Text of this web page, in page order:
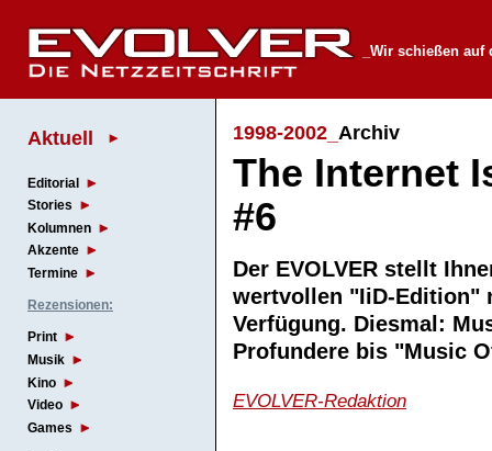
_Wir schießen
Aktuell
Editorial
Stories
Kolumnen
Akzente
Termine
Rezensionen:
Print
Musik
Kino
Video
Games
1998-2002_ Archiv
The Internet
#6
Der EVOLVER stellt
wertvollen "IiD-Edition"
Verfügung. Diesmal:
Profundere bis "Music
EVOLVER-Redaktion